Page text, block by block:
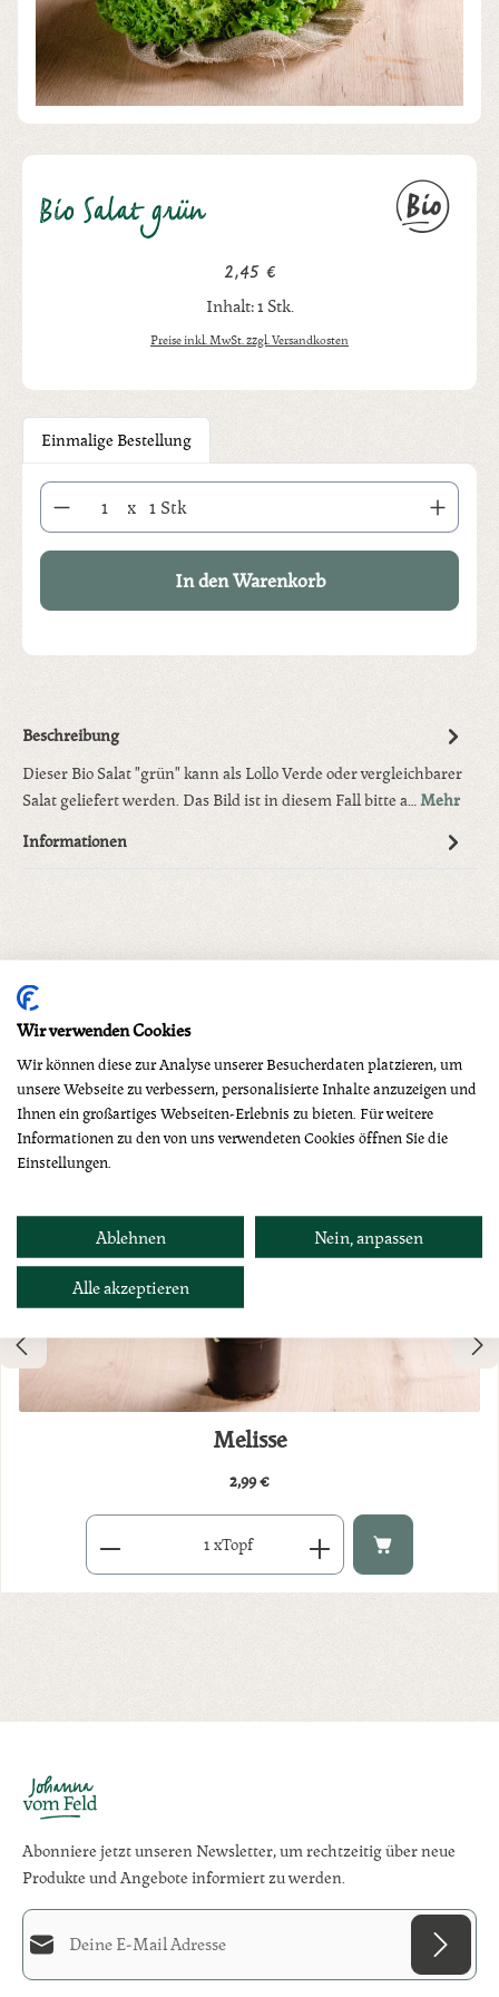
Wir verwenden Cookies
Wir können diese zur Analyse unserer Besucherdaten platzieren, um
unsere Webseite zu verbessern, personalisierte Inhalte anzuzeigen und
Ihnen ein großartiges Webseiten-Erlebnis zu bieten. Für weitere
Informationen zu den von uns verwendeten Cookies öffnen Sie die
Einstellungen.
Ablehnen Nein, anpassen
Alle akzeptieren
Bio Salat grün
Regulärer Preis:
2,45 €
Inhalt:1 Stk.
Preise inkl. MwSt. zzgl. Versandkosten
Einmalige Bestellung
Produkt Anzahl: Gib den gewünschten Wert ein oder benutze die
x 1 Stk
In den Warenkorb
Beschreibung
Dieser Bio Salat "grün" kann als Lollo Verde oder vergleichbarer
Salat geliefert werden. Das Bild ist in diesem Fall bitte a…Mehr
Informationen
Melisse
Regulärer Preis:
2,99 €
Produkt Anzahl: Gib den gewünschten Wert ein oder benutze
xTopf
Abonniere jetzt unseren Newsletter, um rechtzeitig über neue
Produkte und Angebote informiert zu werden.
E-Mail-Adresse*